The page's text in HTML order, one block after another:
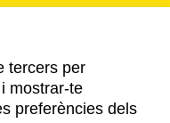
tercers per
mostrar-te
preferències dels